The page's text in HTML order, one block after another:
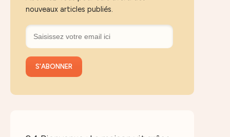
nouveaux articles publiés.